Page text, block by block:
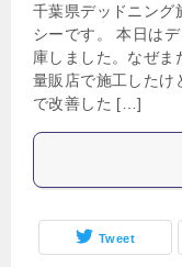
千葉県デッドニング
シーです。 本日は
庫しました。なぜま
量販店で施工したけ
で改善した […]
Tweet